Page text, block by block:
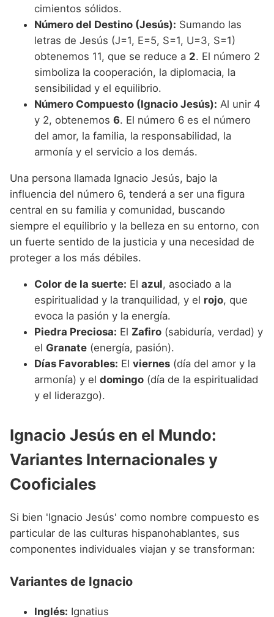
cimientos sólidos.
Número del Destino (Jesús): Sumando las
letras de Jesús (J=1, E=5, S=1, U=3, S=1)
obtenemos 11, que se reduce a 2. El número 2
simboliza la cooperación, la diplomacia, la
sensibilidad y el equilibrio.
Número Compuesto (Ignacio Jesús): Al unir 4
y 2, obtenemos 6. El número 6 es el número
del amor, la familia, la responsabilidad, la
armonía y el servicio a los demás.
Una persona llamada Ignacio Jesús, bajo la
influencia del número 6, tenderá a ser una figura
central en su familia y comunidad, buscando
siempre el equilibrio y la belleza en su entorno, con
un fuerte sentido de la justicia y una necesidad de
proteger a los más débiles.
Color de la suerte: El azul, asociado a la
espiritualidad y la tranquilidad, y el rojo, que
evoca la pasión y la energía.
Piedra Preciosa: El Zafiro (sabiduría, verdad) y
el Granate (energía, pasión).
Días Favorables: El viernes (día del amor y la
armonía) y el domingo (día de la espiritualidad
y el liderazgo).
Ignacio Jesús en el Mundo:
Variantes Internacionales y
Cooficiales
Si bien 'Ignacio Jesús' como nombre compuesto es
particular de las culturas hispanohablantes, sus
componentes individuales viajan y se transforman:
Variantes de Ignacio
Inglés: Ignatius